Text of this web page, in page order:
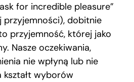
for incredible pleasure”
przyjemności), dobitnie
przyjemność, której jako
Nasze oczekiwania,
nie wpłyną lub nie
kształt wyborów